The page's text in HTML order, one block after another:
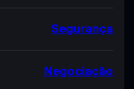
Segurança
Negociação